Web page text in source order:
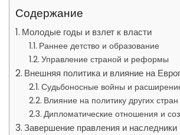
Содержание
Молодые годы и взлет к власти
Раннее детство и образование
Управление страной и реформы
Внешняя политика и влияние на
Судьбоносные войны и
Влияние на политику других
Дипломатические отношения и
Завершение правления и наследники